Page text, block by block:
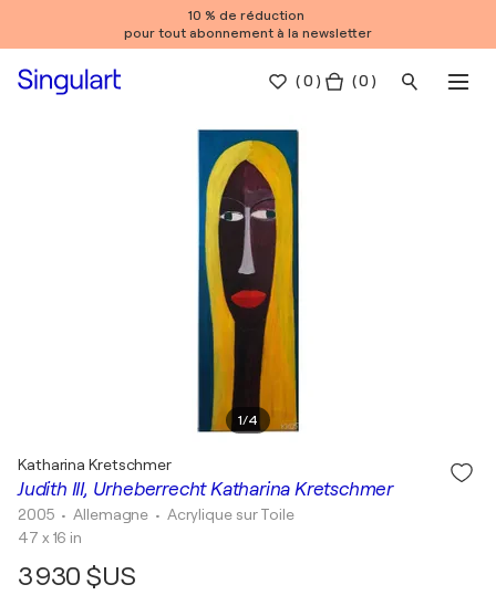
10 % de réduction
pour tout abonnement à la newsletter
(0 ) ( 0 )
1/4
Judith III, Urheberrecht Katharina Kretschmer
Katharina Kretschmer
2005 • Allemagne • Acrylique sur Toile
47 x 16 in
3 930 $US